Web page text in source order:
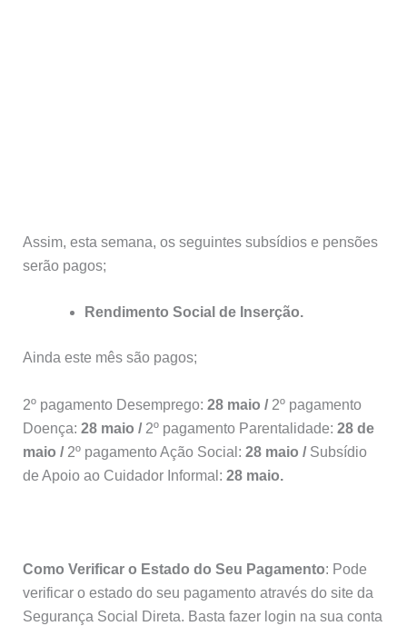
Assim, esta semana, os seguintes subsídios e pensões
serão pagos;
Rendimento Social de Inserção.
Ainda este mês são pagos;
2º pagamento Desemprego: 28 maio / 2º pagamento
Doença: 28 maio / 2º pagamento Parentalidade: 28 de
maio / 2º pagamento Ação Social: 28 maio / Subsídio
de Apoio ao Cuidador Informal: 28 maio.
Como Verificar o Estado do Seu Pagamento: Pode
verificar o estado do seu pagamento através do site da
Segurança Social Direta. Basta fazer login na sua conta